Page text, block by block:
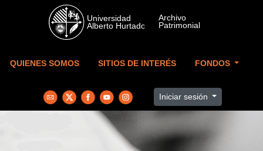
Skip to main content
QUIENES SOMOS SITIOS DE INTERÉS FONDOS
Iniciar sesión